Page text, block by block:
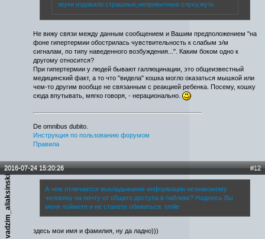
звуки издавало страшные,непривычные слуху,жуть
Не вижу связи между данным сообщением и Вашим предположением "на
фоне гипертермии обострилась чувствительность к слабым э/м
сигналам, по типу наведенного возбуждения...". Каким боком одно к
другому относится?
При гипертермии у людей бывают галлюцинации, это общеизвестный
медицинский факт, а то что "видела" кошка могло оказаться мышкой или
чем-то другим вообще не связанным с реакцией ребенка. Посему, кошку
сюда впутывать, мягко говоря, - нерационально.
De omnibus dubito.
Инструкция по пользованию форумом
Правила
#12
2016-07-24 15:20:26
vadzim_aliaksinski
А чем отличается выкладывание информации незнакомому
человеку на почту от общего доступа в паблике? Надеюсь Вы
меня поймете и не станете обижаться. smile
здесь мои имя и фамилия, ну да ладно)))